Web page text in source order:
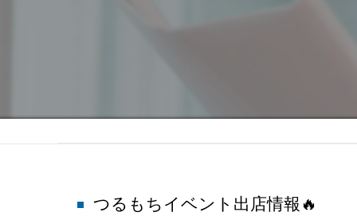
つるもちイベント出店情報🔥